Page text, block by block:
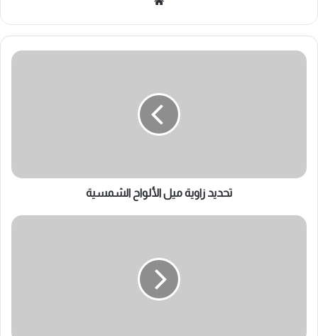
تحديد
تحديد زاوية ميل الألواح الشمسية
كيف